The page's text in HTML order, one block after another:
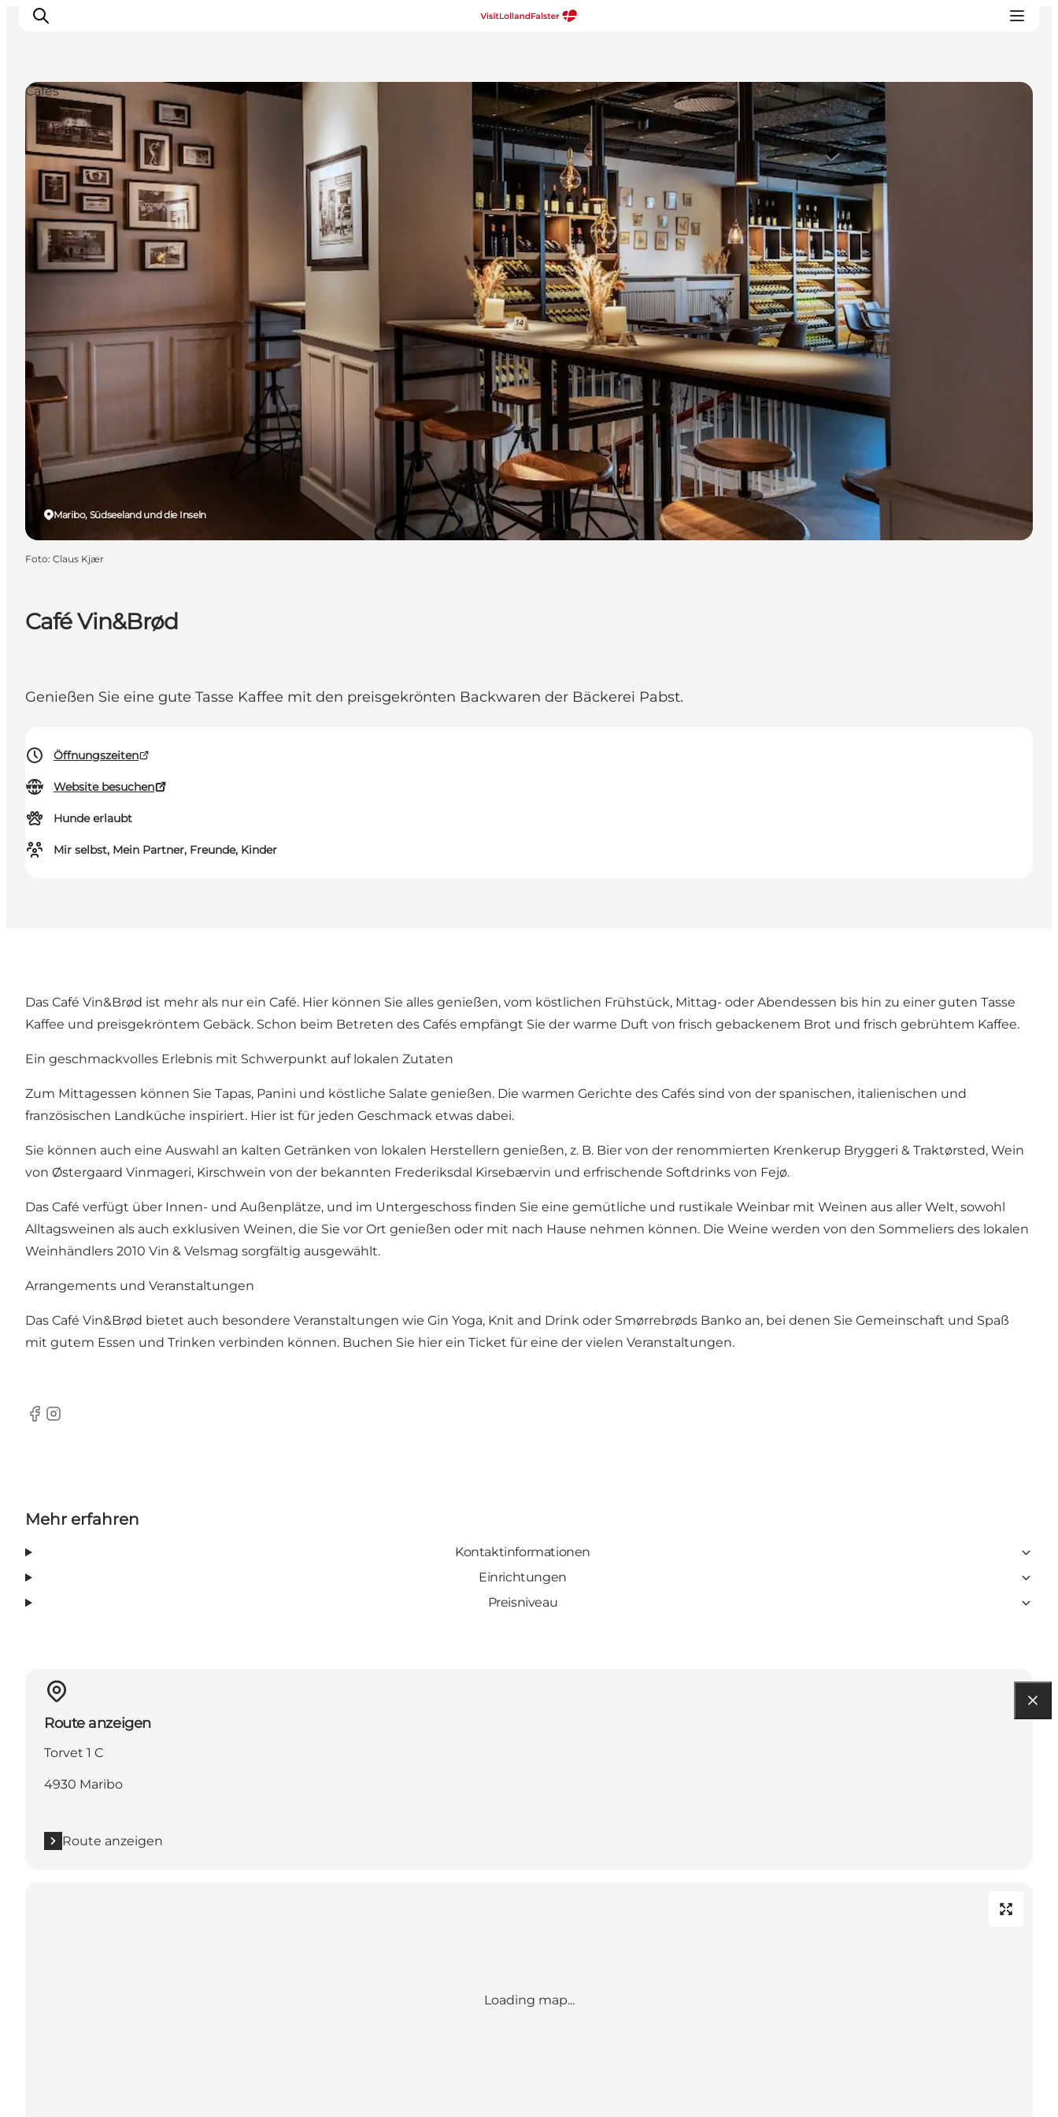
Natur und Outdoor
Familienurlaub
Kultur
Gastronomie
Urlaubsplaner
Café Vin&Brød
Genießen Sie eine gute Tasse Kaffee mit den preisgekrönten Backwaren der Bäckerei Pabst.
Öffnungszeiten
Website besuchen
Hunde erlaubt
Mir selbst, Mein Partner, Freunde, Kinder
Maribo, Südseeland und die Inseln
Cafés
Foto: Claus Kjær
Das Café Vin&Brød ist mehr als nur ein Café. Hier können Sie alles genießen, vom köstlichen Frühstück, Mittag- oder Abendessen bis hin zu einer guten Tasse
Kaffee und preisgekröntem Gebäck. Schon beim Betreten des Cafés empfängt Sie der warme Duft von frisch gebackenem Brot und frisch gebrühtem Kaffee.
Ein geschmackvolles Erlebnis mit Schwerpunkt auf lokalen Zutaten
Zum Mittagessen können Sie Tapas, Panini und köstliche Salate genießen. Die warmen Gerichte des Cafés sind von der spanischen, italienischen und
französischen Landküche inspiriert. Hier ist für jeden Geschmack etwas dabei.
Sie können auch eine Auswahl an kalten Getränken von lokalen Herstellern genießen, z. B. Bier von der renommierten Krenkerup Bryggeri & Traktørsted, Wein
von Østergaard Vinmageri, Kirschwein von der bekannten Frederiksdal Kirsebærvin und erfrischende Softdrinks von Fejø.
Das Café verfügt über Innen- und Außenplätze, und im Untergeschoss finden Sie eine gemütliche und rustikale Weinbar mit Weinen aus aller Welt, sowohl
Alltagsweinen als auch exklusiven Weinen, die Sie vor Ort genießen oder mit nach Hause nehmen können. Die Weine werden von den Sommeliers des lokalen
Weinhändlers 2010 Vin & Velsmag sorgfältig ausgewählt.
Arrangements und Veranstaltungen
Das Café Vin&Brød bietet auch besondere Veranstaltungen wie Gin Yoga, Knit and Drink oder Smørrebrøds Banko an, bei denen Sie Gemeinschaft und Spaß
mit gutem Essen und Trinken verbinden können. Buchen Sie hier ein Ticket für eine der vielen Veranstaltungen.
Facebook
Instagram
Mehr erfahren
Kontaktinformationen
Einrichtungen
Preisniveau
Route anzeigen
Torvet 1 C
4930 Maribo
Route anzeigen
Loading map...